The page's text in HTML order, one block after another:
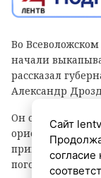
Во Всеволожском
начали
рассказал
Александр
Он отметил, что
ориентируются
приметы или
погодные
Сайт
согласие